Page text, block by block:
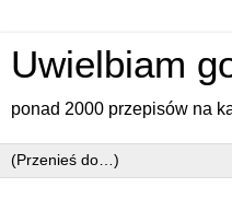
Uwielbiam
ponad 2000 przepisów na